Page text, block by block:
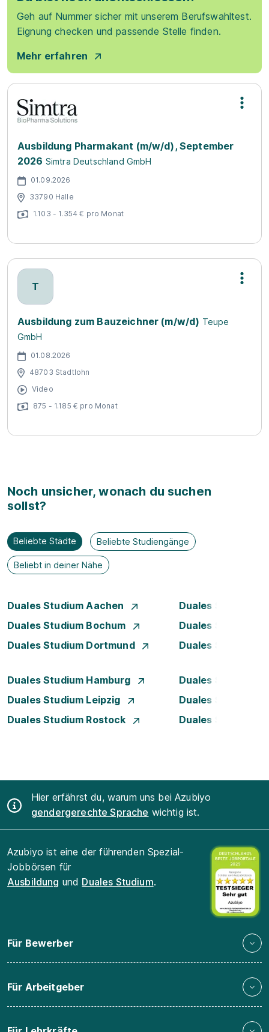
Geh auf Nummer sicher mit unserem Berufswahltest.
Eignung checken und passende Stelle finden.
Mehr erfahren
Ausbildung Pharmakant (m/w/d), September
2026 Simtra Deutschland GmbH
01.09.2026
33790 Halle
1.103 - 1.354 € pro Monat
T
Ausbildung zum Bauzeichner (m/w/d) Teupe
GmbH
01.08.2026
48703 Stadtlohn
Video
875 - 1.185 € pro Monat
Noch unsicher, wonach du suchen
sollst?
Beliebte Städte Beliebte Studiengänge
Beliebt in deiner Nähe
Duales Studium Aachen
Duales Studium
Duales Studium Bochum
Duales Studium
Duales Studium Dortmund
Duales Studium
Duales Studium Hamburg
Duales Studium
Duales Studium Leipzig
Duales Studium
Duales Studium Rostock
Duales Studium
Hier erfährst du, warum uns bei Azubiyo
gendergerechte Sprache wichtig ist.
Azubiyo ist eine der führenden Spezial-
Jobbörsen für
Ausbildung und Duales Studium.
Für Bewerber
Für Arbeitgeber